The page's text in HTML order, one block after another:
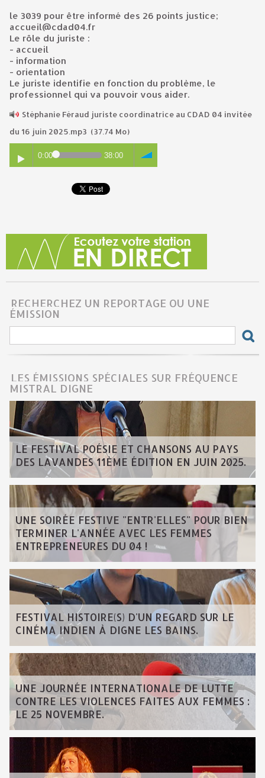
le 3039 pour être informé des 26 points justice;
accueil@cdad04.fr
Le rôle du juriste :
- accueil
- information
- orientation
Le juriste identifie en fonction du problème, le
professionnel qui va pouvoir vous aider.
Stéphanie Féraud juriste coordinatrice au CDAD 04 invitée
du 16 juin 2025.mp3 (37.74 Mo)
0:00 38:00
RECHERCHEZ UN REPORTAGE OU UNE
ÉMISSION
LES ÉMISSIONS SPÉCIALES SUR FRÉQUENCE
MISTRAL DIGNE
LE FESTIVAL POÉSIE ET CHANSONS AU PAYS
DES LAVANDES 11ÈME ÉDITION EN JUIN 2025.
UNE SOIRÉE FESTIVE "ENTR'ELLES" POUR BIEN
TERMINER L'ANNÉE AVEC LES FEMMES
ENTREPRENEURES DU 04 !
FESTIVAL HISTOIRE(S) D'UN REGARD SUR LE
CINÉMA INDIEN À DIGNE LES BAINS.
UNE JOURNÉE INTERNATIONALE DE LUTTE
CONTRE LES VIOLENCES FAITES AUX FEMMES :
LE 25 NOVEMBRE.